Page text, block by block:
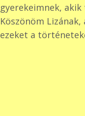
gyerekeimnek,
Köszönöm
ezeket a